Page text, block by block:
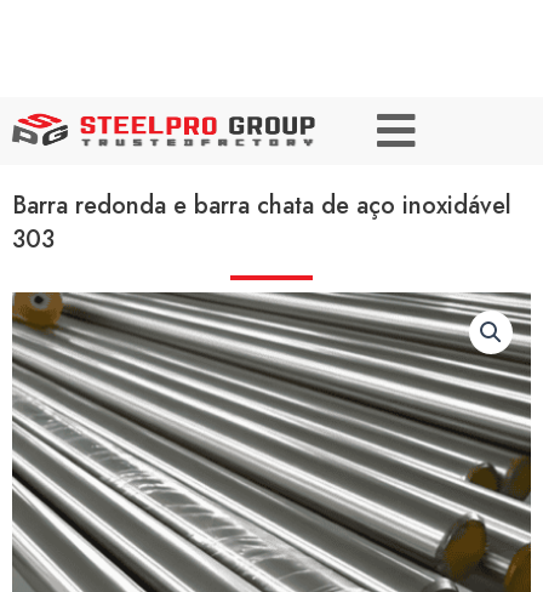
Barra redonda e barra chata de aço inoxidável
303